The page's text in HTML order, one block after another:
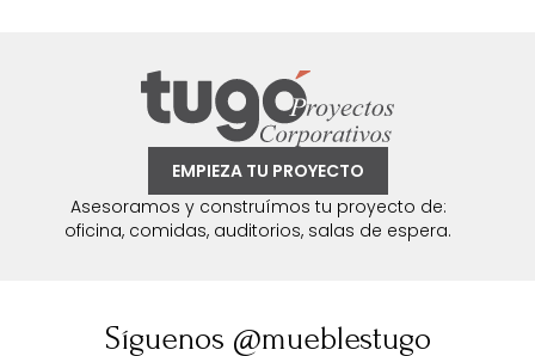
EMPIEZA TU PROYECTO
Asesoramos y construímos tu proyecto de:
oficina, comidas, auditorios, salas de espera.
Síguenos @mueblestugo